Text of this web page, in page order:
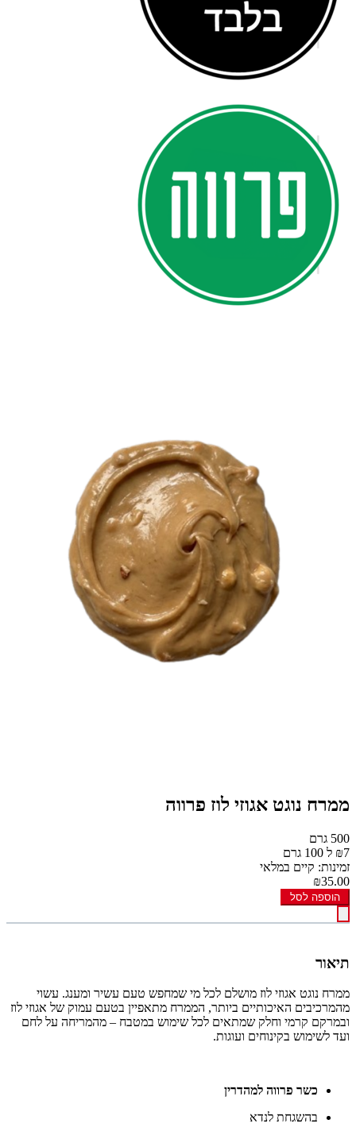
ממרח נוגט אגוזי לוז פרווה
500 גרם
₪7 ל 100 גרם
זמינות: קיים במלאי
₪35.00
הוספה לסל
תיאור
ממרח נוגט אגוזי לוז מושלם לכל מי שמחפש טעם עשיר ומענג. עשוי
מהמרכיבים האיכותיים ביותר, הממרח מתאפיין בטעם עמוק של אגוזי לוז
ובמרקם קרמי וחלק שמתאים לכל שימוש במטבח – מהמריחה על לחם
ועד לשימוש בקינוחים ועוגות.
כשר פרווה למהדרין
בהשגחת לנדא